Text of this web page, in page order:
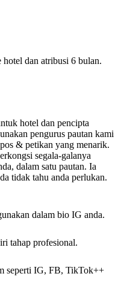
hotel dan atribusi 6 bulan.
hotel dan pencipta
pengurus pautan kami
& petikan yang menarik.
segala-galanya
dalam satu pautan. Ia
tidak tahu anda perlukan.
dalam bio IG anda.
tahap profesional.
seperti IG, FB, TikTok++